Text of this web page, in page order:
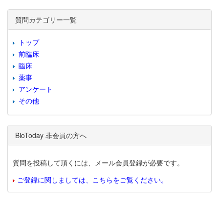
質問カテゴリー一覧
トップ
前臨床
臨床
薬事
アンケート
その他
BioToday 非会員の方へ
質問を投稿して頂くには、メール会員登録が必要です。
ご登録に関しましては、こちらをご覧ください。